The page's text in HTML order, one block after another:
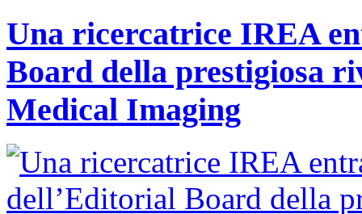
Una ricercatrice IREA
Board della prestigiosa
Medical Imaging